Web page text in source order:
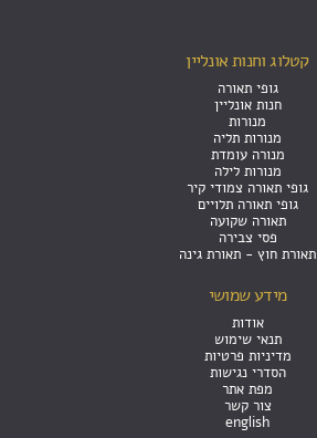
קטלוג וחנות אונליין
גופי תאורה
חנות אונליין
מנורות
מנורות תליה
מנורה עומדת
מנורות לילה
גופי תאורה צמודי קיר
גופי תאורה תלויים
תאורה שקועה
פסי צבירה
תאורת חוץ - תאורת גינה
מידע שמושי
אודות
תנאי שימוש
מדיניות פרטיות
הסדרי נגישות
מפת אתר
צור קשר
english